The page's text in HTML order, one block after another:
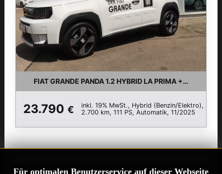
FIAT GRANDE PANDA 1.2 HYBRID LA PRIMA
23.790 €
inkl. 19% MwSt., Hybrid (Benzin/Elektro),
2.700 km, 111 PS, Automatik, 11/2025
Für optimalen Benutzerservice auf dieser Webseite